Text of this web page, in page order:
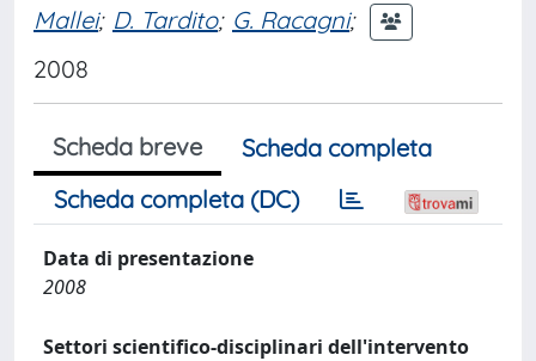
Mallei; D. Tardito; G. Racagni;
2008
Scheda breve
Scheda completa
Scheda completa (DC)
Data di presentazione
2008
Settori scientifico-disciplinari dell'intervento